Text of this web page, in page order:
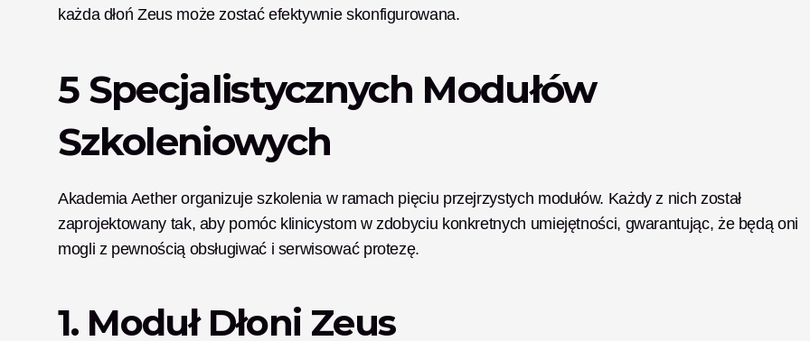
każda dłoń Zeus może zostać efektywnie skonfigurowana.
5 Specjalistycznych Modułów
Szkoleniowych
Akademia Aether organizuje szkolenia w ramach pięciu przejrzystych modułów. Każdy z nich został
zaprojektowany tak, aby pomóc klinicystom w zdobyciu konkretnych umiejętności, gwarantując, że będą oni
mogli z pewnością obsługiwać i serwisować protezę.
1. Moduł Dłoni Zeus